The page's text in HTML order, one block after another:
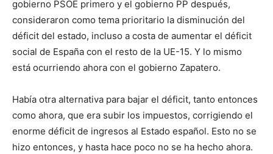
gobierno PSOE primero y el gobierno PP después,
consideraron como tema prioritario la disminución del
déficit del estado, incluso a costa de aumentar el déficit
social de España con el resto de la UE-15. Y lo mismo
está ocurriendo ahora con el gobierno Zapatero.
Había otra alternativa para bajar el déficit, tanto entonces
como ahora, que era subir los impuestos, corrigiendo el
enorme déficit de ingresos al Estado español. Esto no se
hizo entonces, y hasta hace poco no se ha hecho ahora.